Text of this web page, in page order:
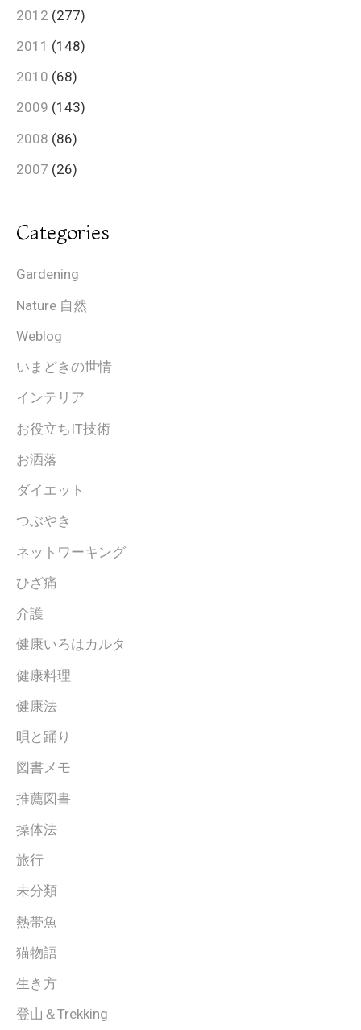
2012 (277)
2011 (148)
2010 (68)
2009 (143)
2008 (86)
2007 (26)
Categories
Gardening
Nature 自然
Weblog
いまどきの世情
インテリア
お役立ちIT技術
お洒落
ダイエット
つぶやき
ネットワーキング
ひざ痛
介護
健康いろはカルタ
健康料理
健康法
唄と踊り
図書メモ
推薦図書
操体法
旅行
未分類
熱帯魚
猫物語
生き方
登山＆Trekking